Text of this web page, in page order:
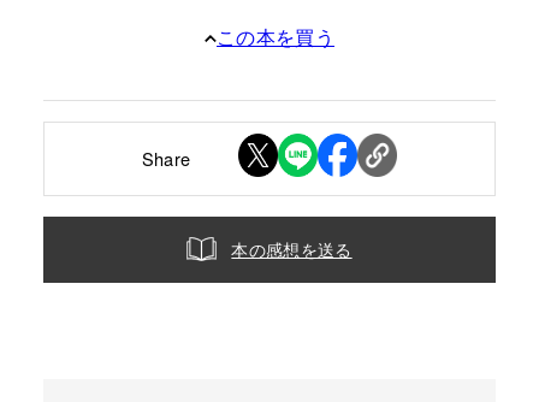
この本を買う
Share
本の感想を送る